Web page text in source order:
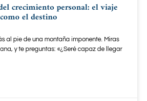
crecimiento personal: el viaje
el destino
al pie de una montaña imponente. Miras
y te preguntas: «¿Seré capaz de llegar